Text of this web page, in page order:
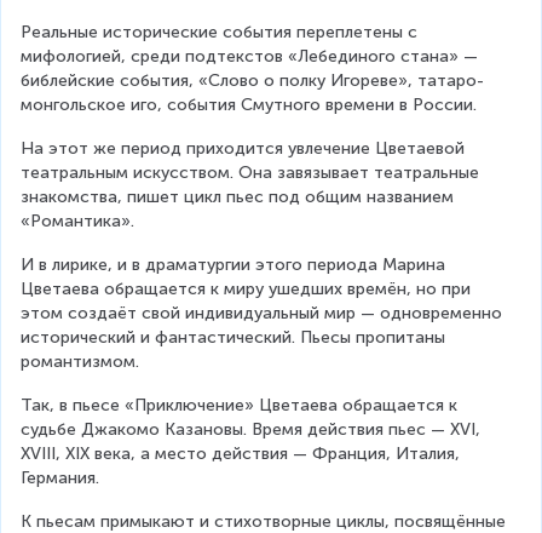
Реальные исторические события переплетены с
мифологией, среди подтекстов «Лебединого стана» —
библейские события, «Слово о полку Игореве», татаро-
монгольское иго, события Смутного времени в России.
На этот же период приходится увлечение Цветаевой
театральным искусством. Она завязывает театральные
знакомства, пишет цикл пьес под общим названием
«Романтика».
И в лирике, и в драматургии этого периода Марина
Цветаева обращается к миру ушедших времён, но при
этом создаёт свой индивидуальный мир — одновременно
исторический и фантастический. Пьесы пропитаны
романтизмом.
Так, в пьесе «Приключение» Цветаева обращается к
судьбе Джакомо Казановы. Время действия пьес — XVI,
XVIII, XIX века, а место действия — Франция, Италия,
Германия.
К пьесам примыкают и стихотворные циклы, посвящённые